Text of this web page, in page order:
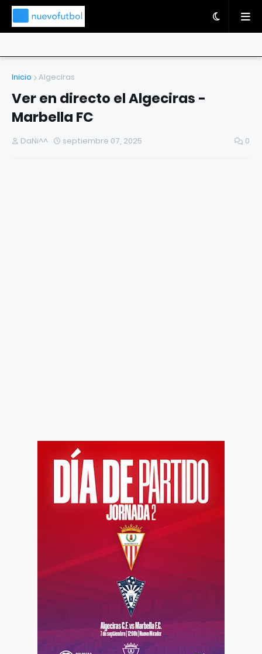
Inicio Algeciras
Ver en directo el Algeciras -
Marbella FC
DaNi^^ septiembre 07, 2025 0